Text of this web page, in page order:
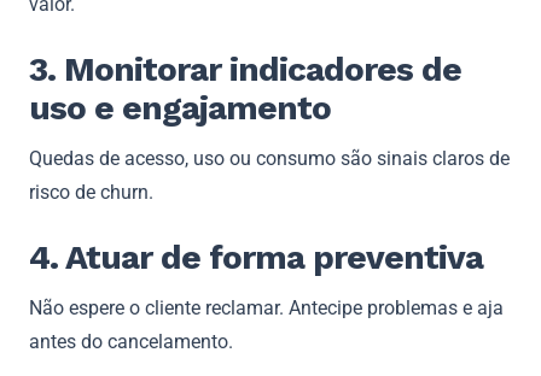
3. Monitorar indicadores de
uso e engajamento
Quedas de acesso, uso ou consumo são sinais claros de
risco de churn.
4. Atuar de forma preventiva
Não espere o cliente reclamar. Antecipe problemas e aja
antes do cancelamento.